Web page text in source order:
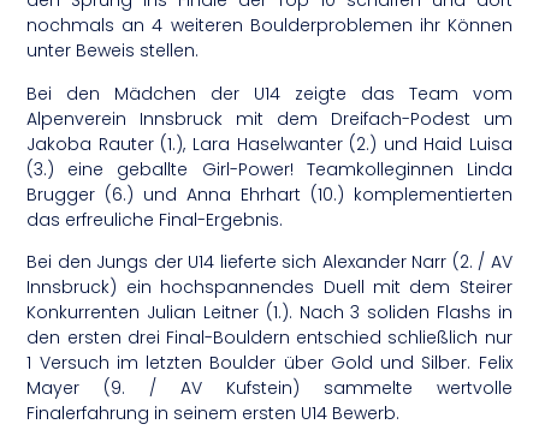
nochmals an 4 weiteren Boulderproblemen ihr Können
unter Beweis stellen.
Bei den Mädchen der U14 zeigte das Team vom
Alpenverein Innsbruck mit dem Dreifach-Podest um
Jakoba Rauter (1.), Lara Haselwanter (2.) und Haid Luisa
(3.) eine geballte Girl-Power! Teamkolleginnen Linda
Brugger (6.) und Anna Ehrhart (10.) komplementierten
das erfreuliche Final-Ergebnis.
Bei den Jungs der U14 lieferte sich Alexander Narr (2. / AV
Innsbruck) ein hochspannendes Duell mit dem Steirer
Konkurrenten Julian Leitner (1.). Nach 3 soliden Flashs in
den ersten drei Final-Bouldern entschied schließlich nur
1 Versuch im letzten Boulder über Gold und Silber. Felix
Mayer (9. / AV Kufstein) sammelte wertvolle
Finalerfahrung in seinem ersten U14 Bewerb.